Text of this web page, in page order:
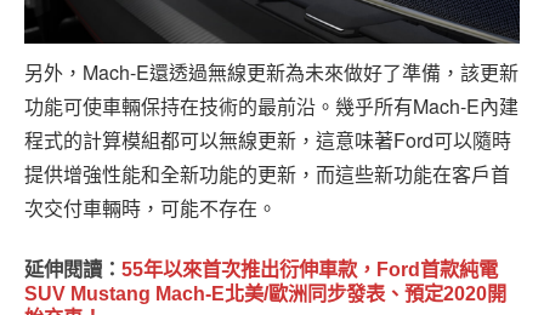
另外，Mach-E還透過無線更新為未來做好了準備，該更新
功能可使車輛保持在技術的最前沿。幾乎所有Mach-E內建
程式的計算模組都可以無線更新，這意味著Ford可以隨時
提供增強性能和全新功能的更新，而這些新功能在客戶首
次交付車輛時，可能不存在。
延伸閱讀： 55年以來首次推出衍伸車款，Ford首款純電
SUV Mustang Mach-E北美/歐洲同步發表、預定2020開